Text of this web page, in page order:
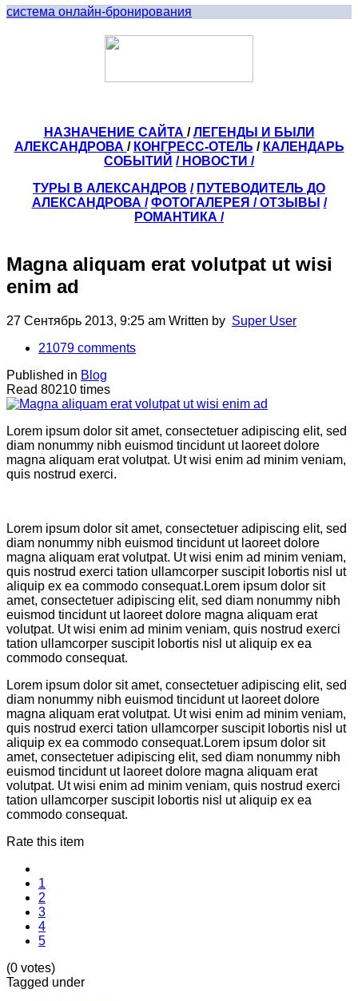
система онлайн-бронирования
НАЗНАЧЕНИЕ САЙТА /ЛЕГЕНДЫ И БЫЛИ
АЛЕКСАНДРОВА / КОНГРЕСС-ОТЕЛЬ / КАЛЕНДАРЬ
СОБЫТИЙ / НОВОСТИ /
ТУРЫ В АЛЕКСАНДРОВ / ПУТЕВОДИТЕЛЬ ДО
АЛЕКСАНДРОВА / ФОТОГАЛЕРЕЯ /ОТЗЫВЫ /
РОМАНТИКА /
Magna aliquam erat volutpat ut wisi
enim ad
27 Сентябрь 2013, 9:25 am Written by Super User
21079 comments
Published in Blog
Read 80210 times
Lorem ipsum dolor sit amet, consectetuer adipiscing elit, sed
diam nonummy nibh euismod tincidunt ut laoreet dolore
magna aliquam erat volutpat. Ut wisi enim ad minim veniam,
quis nostrud exerci.
Lorem ipsum dolor sit amet, consectetuer adipiscing elit, sed
diam nonummy nibh euismod tincidunt ut laoreet dolore
magna aliquam erat volutpat. Ut wisi enim ad minim veniam,
quis nostrud exerci tation ullamcorper suscipit lobortis nisl ut
aliquip ex ea commodo consequat.Lorem ipsum dolor sit
amet, consectetuer adipiscing elit, sed diam nonummy nibh
euismod tincidunt ut laoreet dolore magna aliquam erat
volutpat. Ut wisi enim ad minim veniam, quis nostrud exerci
tation ullamcorper suscipit lobortis nisl ut aliquip ex ea
commodo consequat.
Lorem ipsum dolor sit amet, consectetuer adipiscing elit, sed
diam nonummy nibh euismod tincidunt ut laoreet dolore
magna aliquam erat volutpat. Ut wisi enim ad minim veniam,
quis nostrud exerci tation ullamcorper suscipit lobortis nisl ut
aliquip ex ea commodo consequat.Lorem ipsum dolor sit
amet, consectetuer adipiscing elit, sed diam nonummy nibh
euismod tincidunt ut laoreet dolore magna aliquam erat
volutpat. Ut wisi enim ad minim veniam, quis nostrud exerci
tation ullamcorper suscipit lobortis nisl ut aliquip ex ea
commodo consequat.
Rate this item
1
2
3
4
5
(0 votes)
Tagged under